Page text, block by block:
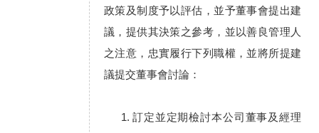
政策及制度予以評估，並予董事會提出建
議，提供其決策之參考，並以善良管理人
之注意，忠實履行下列職權，並將所提建
議提交董事會討論：
訂定並定期檢討本公司董事及經理